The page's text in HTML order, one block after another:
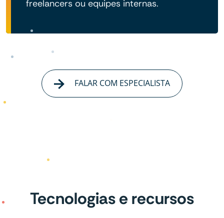
freelancers ou equipes internas.
FALAR COM ESPECIALISTA
Tecnologias e recursos